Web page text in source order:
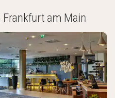
Frankfurt am Main